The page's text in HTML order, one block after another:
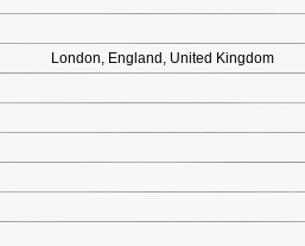
London, England, United Kingdom